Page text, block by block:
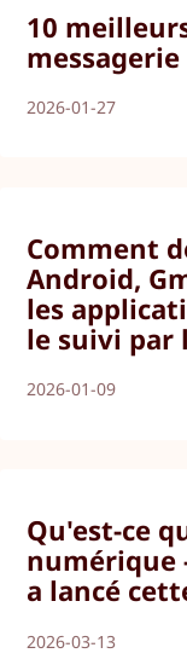
10
2026-01-27
Comment
Android,
les
le suivi par
2026-01-09
Qu'est-ce
numérique
a lancé
2026-03-13